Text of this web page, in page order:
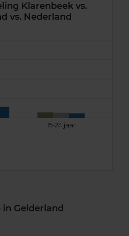
Klarenbeek vs.
vs. Nederland
15-24 jaar
Gelderland